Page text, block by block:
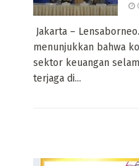
Jakarta –
menunjukkan bahwa
sektor keuangan
terjaga di...